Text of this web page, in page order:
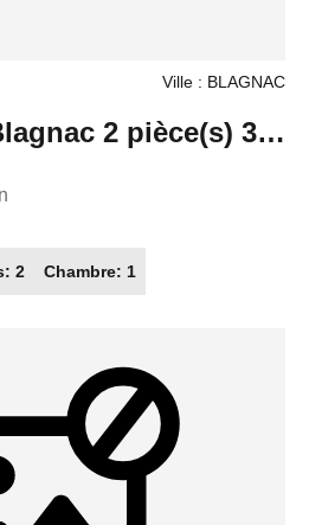
Ville : BLAGNAC
2 pièce(s) 34
2 Chambre: 1